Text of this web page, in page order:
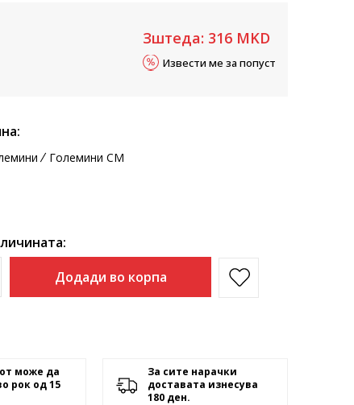
Зштеда: 316 MKD
Извести ме за попуст
Големини CM
Додади во корпа
може да
рок од 15
За сите нарачки
доставата изнесува
180 ден.